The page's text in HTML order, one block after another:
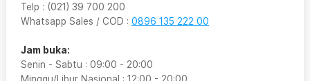
Telp : (021) 39 700 200
Whatsapp Sales / COD : 0896 135 222 00
Jam buka:
Senin - Sabtu : 09:00 - 20:00